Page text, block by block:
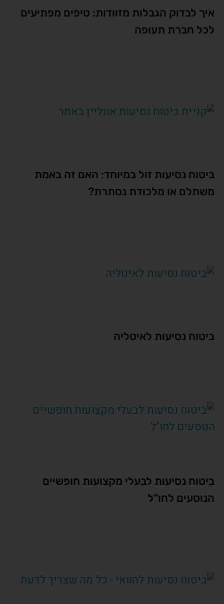
איך לבדוק הגבלות מזוודות: טיפים מפתיעים
לכל חברת תעופה
ביטוח נסיעות זול במיוחד: האם זה באמת
משתלם או מלכודת נסתרת?
ביטוח נסיעות לאיטליה
ביטוח נסיעות לבעלי מקצועות חופשיים
הנוסעים לחו"ל